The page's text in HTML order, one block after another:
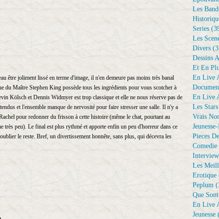
être joliment lissé en terme d'image, il n'en demeure pas moins très banal
du Maître Stephen King possède tous les ingrédients pour vous scotcher à
Kölsch et Dennis Widmyer est trop classique et elle ne nous réserve pas de
et l'ensemble manque de nervosité pour faire stresser une salle. Il n'y a
pour redonner du frisson à cette histoire (même le chat, pourtant au
très peu). Le final est plus rythmé et apporte enfin un peu d'horreur dans ce
le reste. Bref, un divertissement honnête, sans plus, qui décevra les
Les
Series
Les
Divers
Dessins
Et En
En Live
En Live
Les
Vrais
Pieces
Comedie
Les
Erotique
Peplum
Que
En Live
Jeunesse